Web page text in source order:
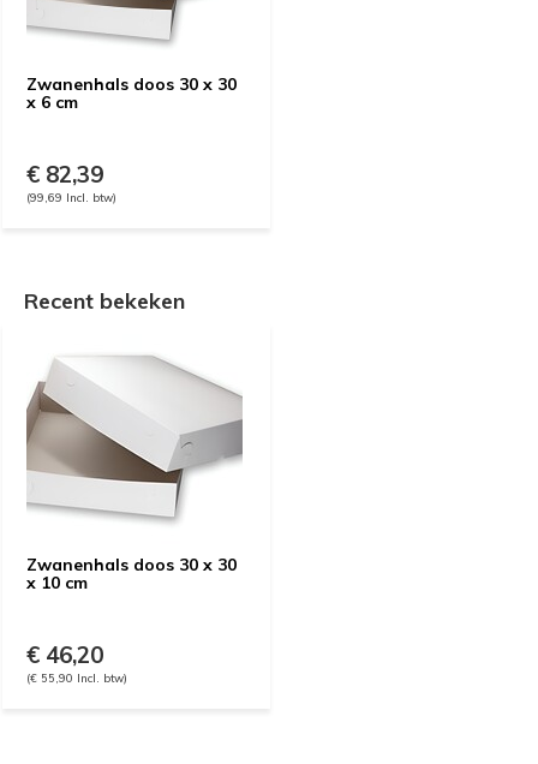
Zwanenhals doos 30 x 30
x 6 cm
€ 82,39
(99,69 Incl. btw)
Recent bekeken
Zwanenhals doos 30 x 30
x 10 cm
€ 46,20
(€ 55,90 Incl. btw)